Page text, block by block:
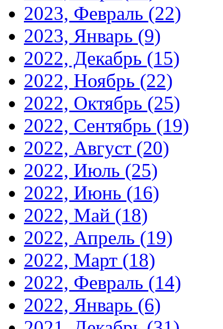
2023, Февраль (22)
2023, Январь (9)
2022, Декабрь (15)
2022, Ноябрь (22)
2022, Октябрь (25)
2022, Сентябрь (19)
2022, Август (20)
2022, Июль (25)
2022, Июнь (16)
2022, Май (18)
2022, Апрель (19)
2022, Март (18)
2022, Февраль (14)
2022, Январь (6)